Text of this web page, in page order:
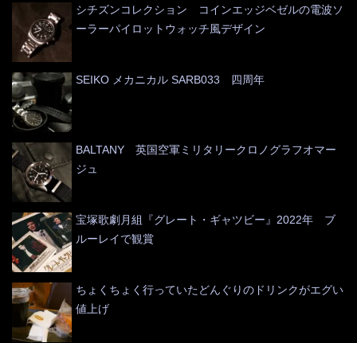
シチズンコレクション コインエッジベゼルの電波ソ
ーラーパイロットウォッチ風デザイン
SEIKO メカニカル SARB033 四周年
BALTANY 英国空軍ミリタリークロノグラフオマー
ジュ
宝塚歌劇月組『グレート・ギャツビー』2022年 ブ
ルーレイで観賞
ちょくちょく行っていたどんぐりのドリンクがエグい
値上げ